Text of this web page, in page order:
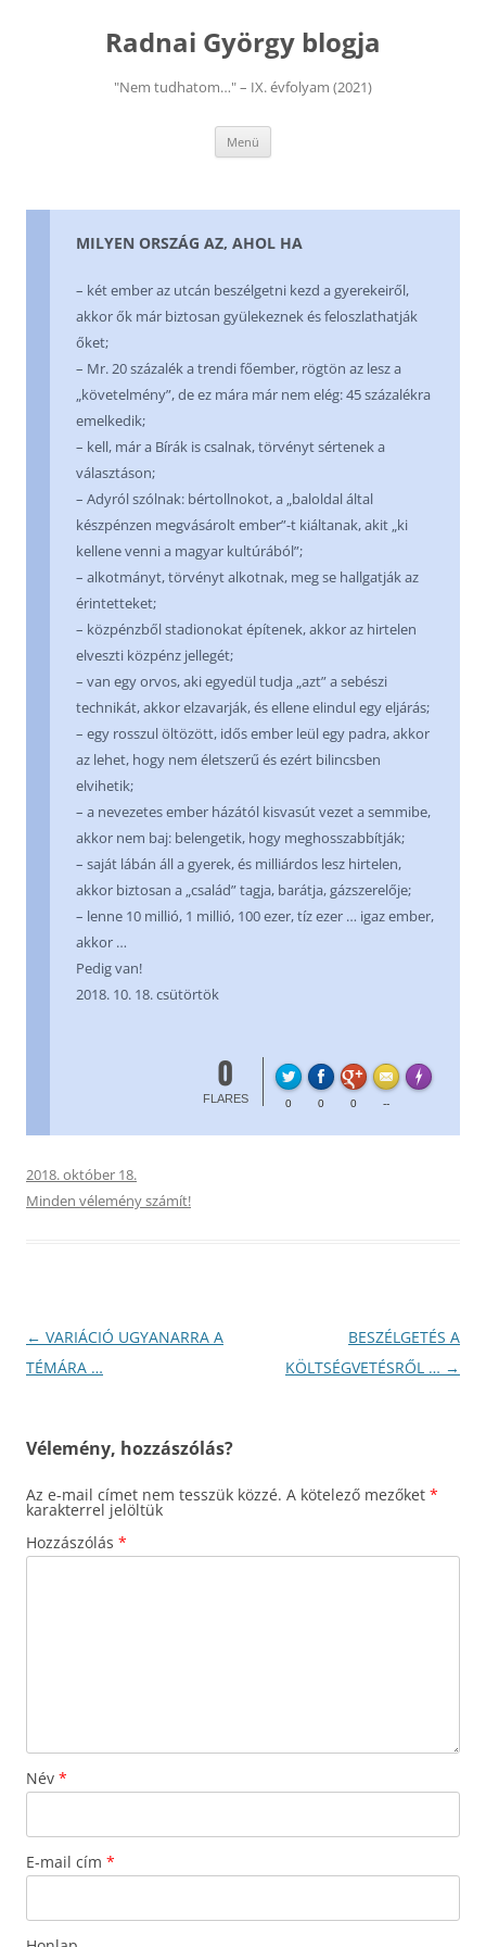
Radnai György blogja
"Nem tudhatom…" – IX. évfolyam (2021)
Menü
MILYEN ORSZÁG AZ, AHOL HA
– két ember az utcán beszélgetni kezd a gyerekeiről,
akkor ők már biztosan gyülekeznek és feloszlathatják
őket;
– Mr. 20 százalék a trendi főember, rögtön az lesz a
„követelmény”, de ez mára már nem elég: 45 százalékra
emelkedik;
– kell, már a Bírák is csalnak, törvényt sértenek a
választáson;
– Adyról szólnak: bértollnokot, a „baloldal által
készpénzen megvásárolt ember”-t kiáltanak, akit „ki
kellene venni a magyar kultúrából”;
– alkotmányt, törvényt alkotnak, meg se hallgatják az
érintetteket;
– közpénzből stadionokat építenek, akkor az hirtelen
elveszti közpénz jellegét;
– van egy orvos, aki egyedül tudja „azt” a sebészi
technikát, akkor elzavarják, és ellene elindul egy eljárás;
– egy rosszul öltözött, idős ember leül egy padra, akkor
az lehet, hogy nem életszerű és ezért bilincsben
elvihetik;
– a nevezetes ember házától kisvasút vezet a semmibe,
akkor nem baj: belengetik, hogy meghosszabbítják;
– saját lábán áll a gyerek, és milliárdos lesz hirtelen,
akkor biztosan a „család” tagja, barátja, gázszerelője;
– lenne 10 millió, 1 millió, 100 ezer, tíz ezer … igaz ember,
akkor …
Pedig van!
2018. 10. 18. csütörtök
0
FLARES 0 0 0 --
Made with
2018. október 18.
Minden vélemény számít!
Bejegyzés
navigáció
← VARIÁCIÓ UGYANARRA A
TÉMÁRA …
BESZÉLGETÉS A
KÖLTSÉGVETÉSRŐL … →
Vélemény, hozzászólás?
Az e-mail címet nem tesszük közzé. A kötelező mezőket *
karakterrel jelöltük
Hozzászólás *
Név *
E-mail cím *